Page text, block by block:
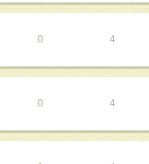
0 4
0 4